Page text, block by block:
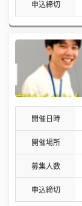
申込締切
開催日時
開催場所
募集人数
申込締切